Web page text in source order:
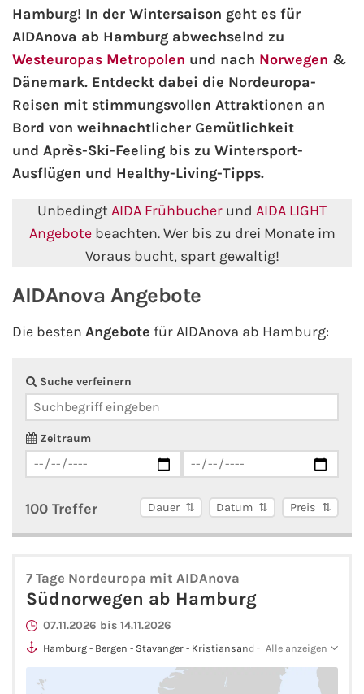
AIDA Kanaren & Madeira
AIDA Nordeuropa
AIDA Norwegen
AIDA Westeuropa
AIDA Ostsee
AIDA Orient
AIDA Adria
AIDA Nordamerika
AIDA Weltreisen
Alle AIDA Häfen
Mein Schiff Reiseziele
Mein Schiff Karibik
Mein Schiff Kanaren
Mein Schiff Norwegen
Mein Schiff Mittelmeer
Hamburg! In der Wintersaison geht es für
AIDAnova ab Hamburg abwechselnd zu
Westeuropas Metropolen und nach Norwegen &
Dänemark. Entdeckt dabei die Nordeuropa-
Reisen mit stimmungsvollen Attraktionen an
Bord von weihnachtlicher Gemütlichkeit
und Après-Ski-Feeling bis zu Wintersport-
Ausflügen und Healthy-Living-Tipps.
UnbedingtAIDA Frühbucher und AIDA LIGHT
Angebotebeachten. Wer bis zu drei Monate im
Voraus bucht, spart gewaltig!
AIDAnova Angebote
Die besten Angebote für AIDAnova ab Hamburg:
Suche verfeinern
Zeitraum
100 Treffer Dauer Datum Preis
7 Tage Nordeuropa mit AIDAnova
Südnorwegen ab Hamburg
07.11.2026 bis 14.11.2026
Hamburg - Bergen - Stavanger - Kristiansand - Oslo - Hamburg
Alle anzeigen